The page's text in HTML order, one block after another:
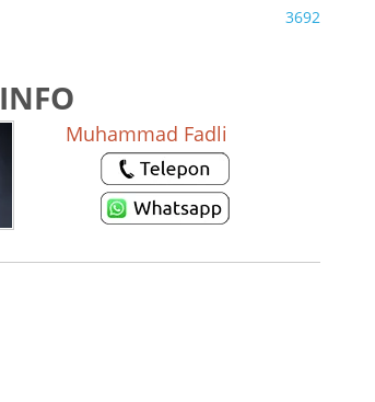
3692
INFO
Muhammad Fadli